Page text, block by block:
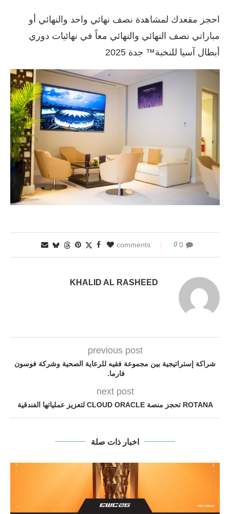
احجز مقعدك لمشاهدة نصف نهائي واحد والنهائي أو
مباراتي نصف النهائي والنهائي معاً في نهائيات دوري
أبطال آسيا للنخبة™ جدة 2025
0 comments
0
KHALID AL RASHEED
previous post
شراكة إستراتيجية بين مجموعة فقيه للرعاية الصحية وشركة فوسون
فارما.
next post
ROTANA تحجز منصة CLOUD ORACLE لتعزيز عملياتها الفندقية
اخبار ذات صلة